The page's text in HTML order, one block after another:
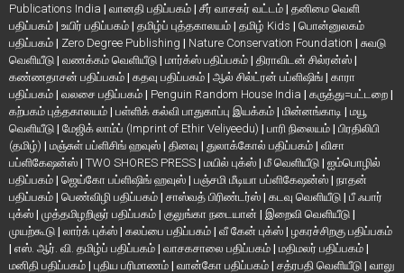
Publications India | வானதி பதிப்பகம் | சீர் வாசகர் வட்டம் | தனிமை வெளி
பதிப்பகம் | உயிர் பதிப்பகம் | தமிழ்ப் புத்தகாலயம் | தமிழ் Kids | பொன்னுலகம்
பதிப்பகம் | Zero Degree Publishing | Nature Conservation Foundation | சுவடு
வெளியீடு | வணக்கம் வெளியீடு | மார்க்ஸ் பதிப்பகம் | திராவிடன் சில்ரன்ஸ் |
கண்ணதாசன் பதிப்பகம் | கதவு பதிப்பகம் | ஆல் சில்ட்ரன் பப்ளிஷிங் | காரா
பதிப்பகம் | வலசை பதிப்பகம் | Penguin Random House India | கருத்து=பட்டறை |
கற்பகம் புத்தகாலயம் | பள்ளிக் கல்வி பாதுகாப்பு இயக்கம் | மின்னங்காடி | மயூ
வெளியீடு | மேஜிக் லாம்ப் (Imprint of Ethir Veliyeedu) | பாரி நிலையம் | பிரதிலிபி
(தமிழ்) | மஞ்சுள் பப்ளிசிங் ஹவுஸ் | தினவு | துலாக்கோல் பதிப்பகம் | விசா
பப்ளிகேஷன்ஸ் | TWO SHORES PRESS | மயில் புக்ஸ் | மீ வெளியீடு | ஐம்பொழில்
பதிப்பகம் | ஜெய்கோ பப்ளிஷிங் ஹவுஸ் | பஞ்சமி மீடியா பப்ளிகேஷன்ஸ் | நாதன்
பதிப்பகம் | பெண்விழி பதிப்பகம் | சாஸ்வத் பிரிண்டர்ஸ் | கடவு வெளியீடு | பீ ஃபார்
புக்ஸ் | முத்தமிழறிஞர் பதிப்பகம் | குலுங்கா நடையான் | இறைவி வெளியீடு |
முயற்கூடு | லார்க் புக்ஸ் | கலப்பை பதிப்பகம் | வீ கேன் புக்ஸ் | ழகரச்சிறகு பதிப்பகம்
| எஸ். ஆர். வி. தமிழ்ப் பதிப்பகம் | வாசகசாலை பதிப்பகம் | மதிமலர் பதிப்பகம் |
மனிதி பதிப்பகம் | புதிய பரிமாணம் | வான்கோ பதிப்பகம் | சத்ரபதி வெளியீடு | வாலு